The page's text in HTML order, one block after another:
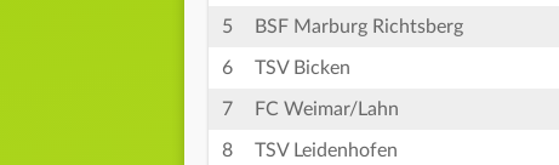
5 BSF Marburg Richtsberg
6 TSV Bicken
7 FC Weimar/Lahn
8 TSV Leidenhofen